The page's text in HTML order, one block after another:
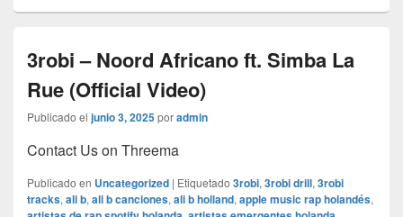
3robi – Noord Africano ft. Simba La
Rue (Official Video)
Publicado el junio 3, 2025poradmin
Contact Us on Threema
Publicado en Uncategorized | Etiquetado 3robi, 3robi drill, 3robi
tracks, ali b, ali b canciones, ali b holland, apple music rap holandés,